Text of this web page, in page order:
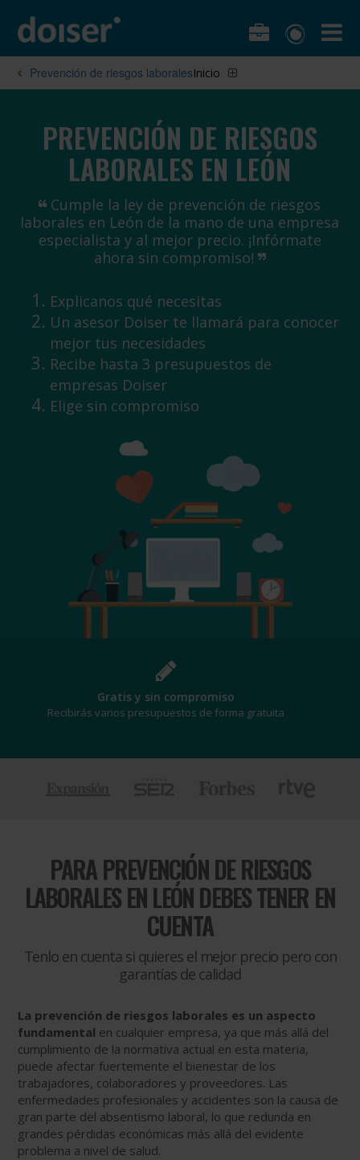
Prevención de riesgos laboralesInicio
PREVENCIÓN DE RIESGOS
LABORALES EN LEÓN
Cumple la ley de prevención de riesgos
laborales en León de la mano de una empresa
especialista y al mejor precio. ¡Infórmate
ahora sin compromiso!
Explicanos qué necesitas
Un asesor Doiser te llamará para conocer
mejor tus necesidades
Recibe hasta 3 presupuestos de
empresas Doiser
Elige sin compromiso
¡Al mejor precio!
Te beneficiarás de los mejores descuentos
PARAPREVENCIÓN DE RIESGOS
LABORALES EN LEÓN DEBES TENER EN
CUENTA
Tenlo en cuenta si quieres el mejor precio pero con
garantías de calidad
La prevención de riesgos laborales es un aspecto
fundamental en cualquier empresa, ya que más allá del
cumplimiento de la normativa actual en esta materia,
puede afectar fuertemente el bienestar de los
trabajadores, colaboradores y proveedores. Las
enfermedades profesionales y accidentes son la causa de
gran parte del absentismo laboral, lo que redunda en
grandes pérdidas económicas más allá del evidente
problema a nivel de salud.